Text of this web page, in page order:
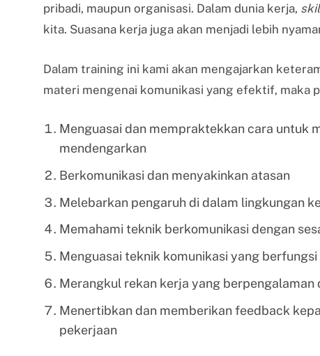
pribadi, maupun organisasi. Dalam dunia kerja, s
kita. Suasana kerja juga akan menjadi lebih
Dalam training ini kami akan mengajarkan
materi mengenai komunikasi yang efektif, maka
Menguasai dan mempraktekkan cara untuk
mendengarkan
Berkomunikasi dan menyakinkan atasan
Melebarkan pengaruh di dalam lingkungan
Memahami teknik berkomunikasi dengan
Menguasai teknik komunikasi yang
Merangkul rekan kerja yang berpengalaman
Menertibkan dan memberikan feedback
pekerjaan